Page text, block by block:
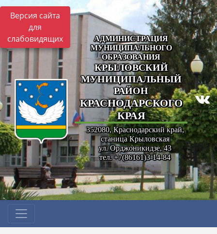
Версия сайта
для
слабовидящих
АДМИНИСТРАЦИЯ
МУНИЦИПАЛЬНОГО
ОБРАЗОВАНИЯ
КРЫЛОВСКИЙ
МУНИЦИПАЛЬНЫЙ
РАЙОН
КРАСНОДАРСКОГО
КРАЯ
352080, Краснодарский край,
станица Крыловская
ул. Орджоникидзе, 43
тел. +7(86161)3-14-84